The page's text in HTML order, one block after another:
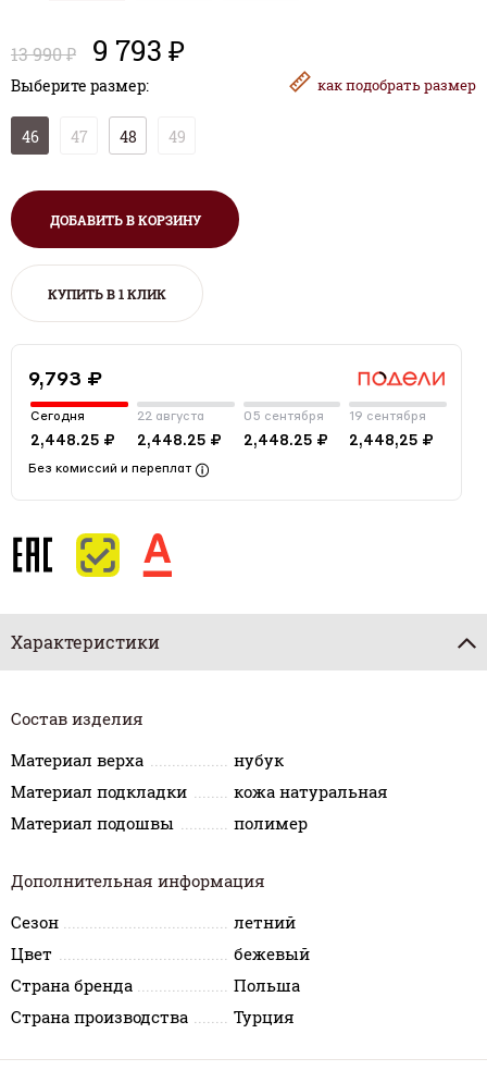
13 990 ₽ 9 793 ₽
Выберите размер: какподобрать размер
46 47 48 49
ДОБАВИТЬ В КОРЗИНУ
КУПИТЬ В 1 КЛИК
9,793 ₽
Сегодня
2,448.25 ₽
22 августа
2,448.25 ₽
05 сентября
2,448.25 ₽
19 сентября
2,448,25 ₽
Без комиссий и переплат
Характеристики
Состав изделия
Материал верха
нубук
Материал подкладки
кожа натуральная
Материал подошвы
полимер
Дополнительная информация
Сезон
летний
Цвет
бежевый
Страна бренда
Польша
Страна производства
Турция